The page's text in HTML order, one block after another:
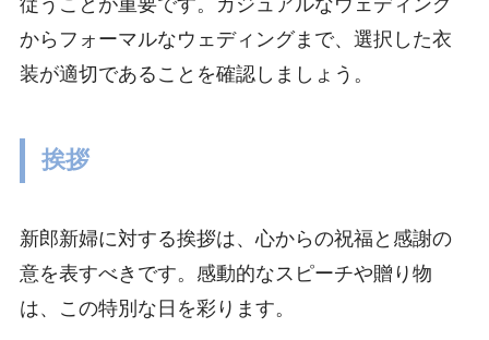
からフォーマルなウェディングまで、選択した衣
装が適切であることを確認しましょう。
挨拶
新郎新婦に対する挨拶は、心からの祝福と感謝の
意を表すべきです。感動的なスピーチや贈り物
は、この特別な日を彩ります。